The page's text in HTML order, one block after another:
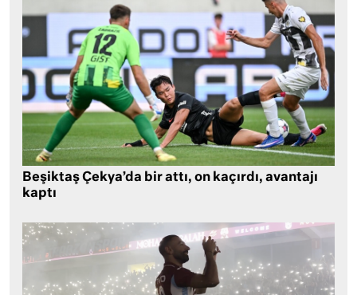
Beşiktaş Çekya’da bir attı, on kaçırdı, avantajı
kaptı